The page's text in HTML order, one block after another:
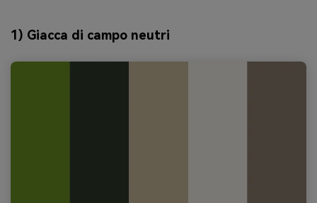
1) Giacca di campo neutri